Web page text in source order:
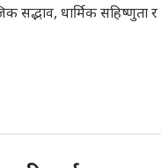
सद्भाव, धार्मिक सहिष्णुता र